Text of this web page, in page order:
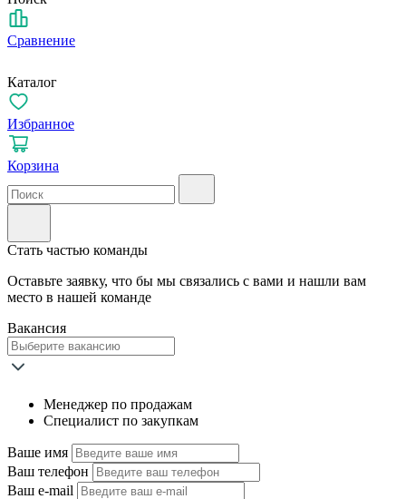
Сравнение
Каталог
Избранное
Корзина
Стать частью команды
Оставьте заявку, что бы мы связались с вами и нашли вам
место в нашей команде
Вакансия
Mенeджep пo продaжам
Cпeциaлист пo закупкaм
Ваше имя
Ваш телефон
Ваш e-mail